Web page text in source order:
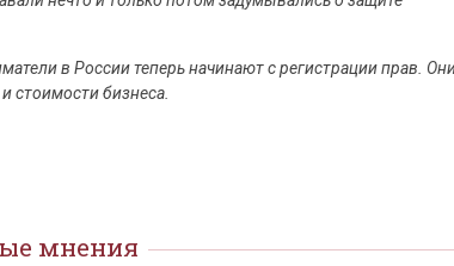
в России теперь начинают с регистрации прав.
стоимости бизнеса.
мнения